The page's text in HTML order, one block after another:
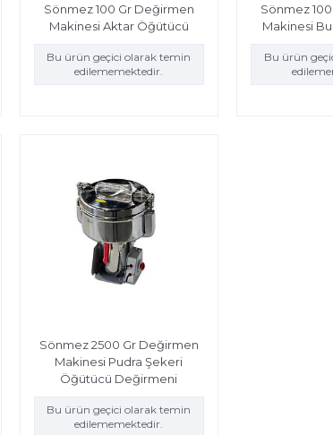
Sönmez 100 Gr Değirmen
Makinesi Aktar Öğütücü
Bu ürün geçici olarak temin
edilememektedir.
Sönmez
Makinesi
Bu ürün
Sönmez 2500 Gr Değirmen
Makinesi Pudra Şekeri
Öğütücü Değirmeni
Bu ürün geçici olarak temin
edilememektedir.